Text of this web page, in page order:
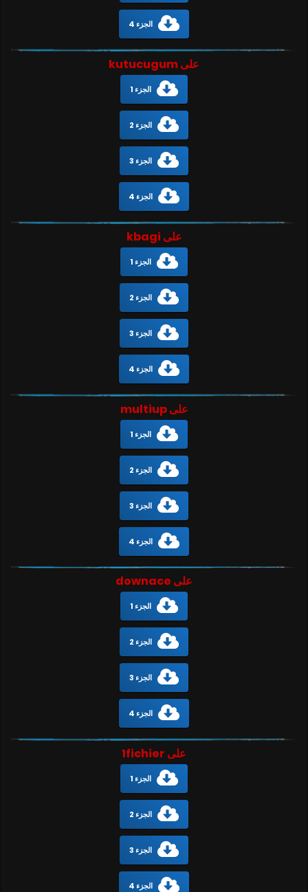
الجزء 4
على kutucugum
الجزء 1
الجزء 2
الجزء 3
الجزء 4
على kbagi
الجزء 1
الجزء 2
الجزء 3
الجزء 4
على multiup
الجزء 1
الجزء 2
الجزء 3
الجزء 4
على downace
الجزء 1
الجزء 2
الجزء 3
الجزء 4
على 1fichier
الجزء 1
الجزء 2
الجزء 3
الجزء 4